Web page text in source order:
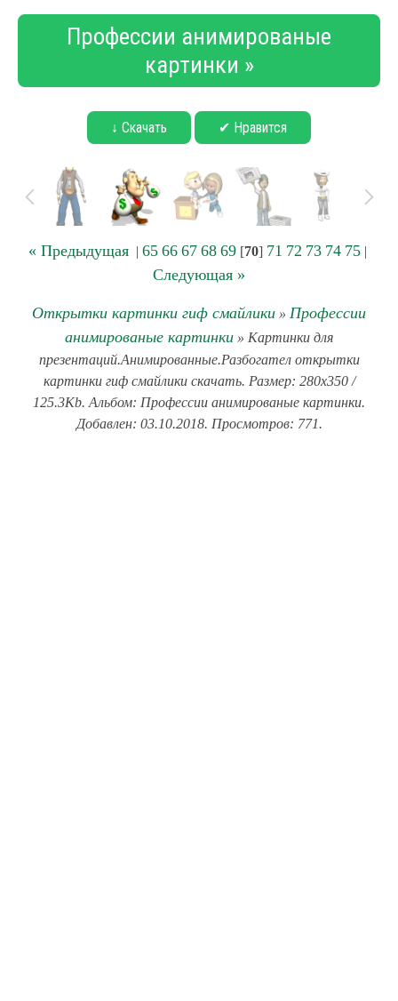
Профессии анимированые
картинки »
↓ Скачать ✔ Нравится
« Предыдущая| 65 66 67 68 69[70] 71 72 73 74 75|
Следующая »
Открытки картинки гиф смайлики » Профессии
анимированые картинки » Картинки для
презентаций.Анимированные.Разбогател открытки
картинки гиф смайлики скачать. Размер: 280x350 /
125.3Kb. Альбом: Профессии анимированые картинки.
Добавлен: 03.10.2018. Просмотров: 771.